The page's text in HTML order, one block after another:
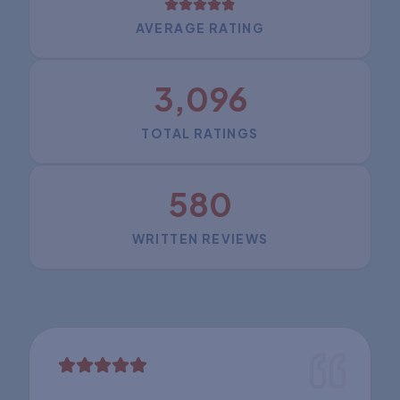
AVERAGE RATING
3,096
TOTAL RATINGS
580
WRITTEN REVIEWS